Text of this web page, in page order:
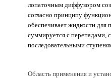
лопаточным диффузором
согласно принципу
обеспечивает жидкости для
суммируется с перепадами,
последовательными
Область применения и